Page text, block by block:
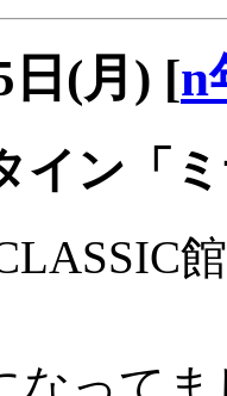
日(月) [n
イン「
なって